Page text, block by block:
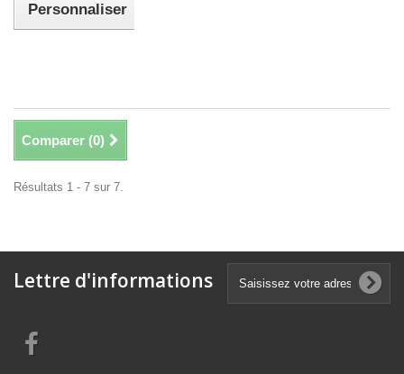
Personnaliser
Comparer (0)
Résultats 1 - 7 sur 7.
Lettre d'informations